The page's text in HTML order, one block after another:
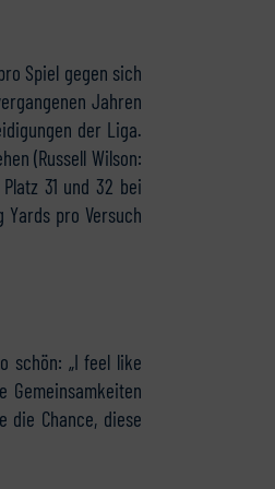
Spiel gegen sich
Jahren
der Liga.
(Russell Wilson:
31 und 32 bei
Yards pro Versuch
schön: „I feel like
Gemeinsamkeiten
die Chance, diese